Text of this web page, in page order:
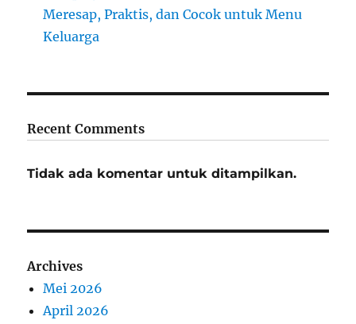
Meresap, Praktis, dan Cocok untuk Menu
Keluarga
Recent Comments
Tidak ada komentar untuk ditampilkan.
Archives
Mei 2026
April 2026